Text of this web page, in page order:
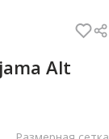
Alt